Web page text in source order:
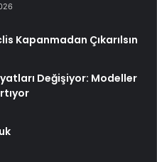
Kapanmadan Çıkarılsın
Değişiyor: Modeller